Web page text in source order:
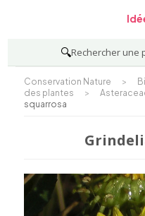
🔍Rechercher une
Conservation Nature >
des plantes
>
squarrosa